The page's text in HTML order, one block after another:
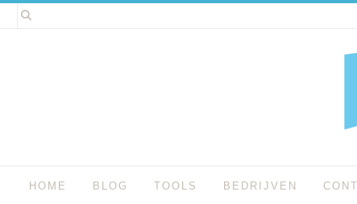
Spring
naar
HOME BLOG TOOLS BEDRIJVEN